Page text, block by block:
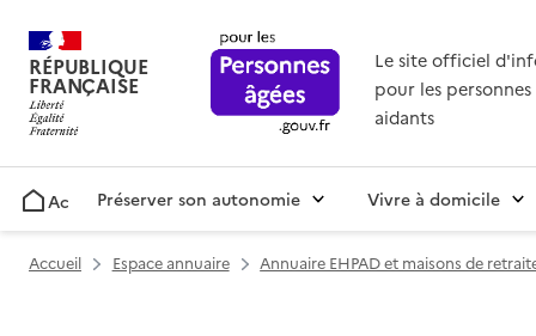
RÉPUBLIQUE
FRANÇAISE
Le site officiel
pour les personnes
aidants
AccueilPréserver son autonomie Vivre à domicile
Accueil Espace annuaire Annuaire EHPAD et maisons de